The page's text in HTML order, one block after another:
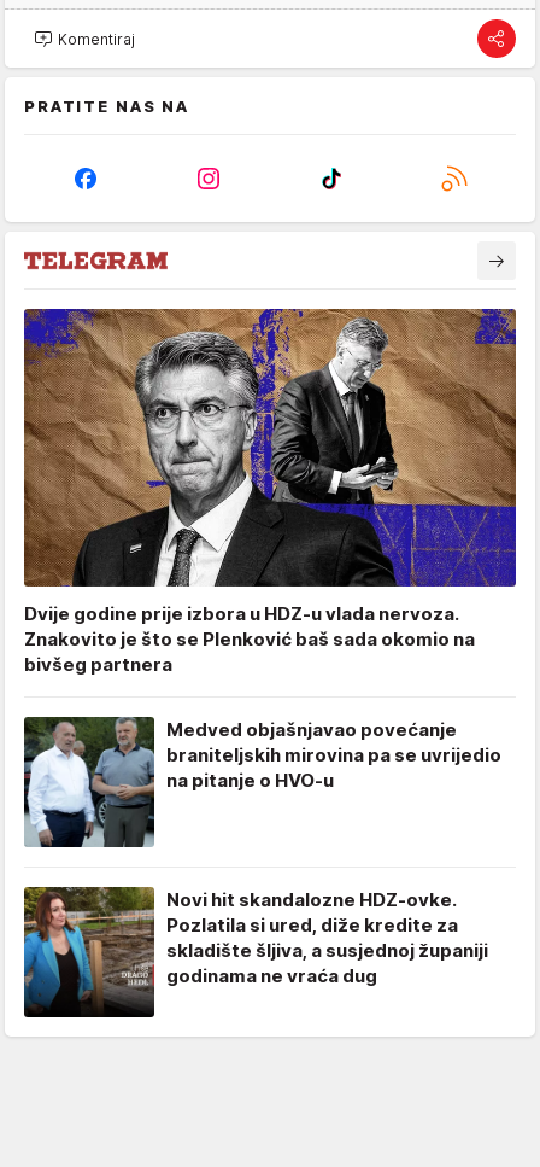
Komentiraj
PRATITE NAS NA
Dvije godine prije izbora u HDZ-u vlada nervoza.
Znakovito je što se Plenković baš sada okomio na
bivšeg partnera
Medved objašnjavao povećanje
braniteljskih mirovina pa se uvrijedio
na pitanje o HVO-u
Novi hit skandalozne HDZ-ovke.
Pozlatila si ured, diže kredite za
skladište šljiva, a susjednoj županiji
godinama ne vraća dug